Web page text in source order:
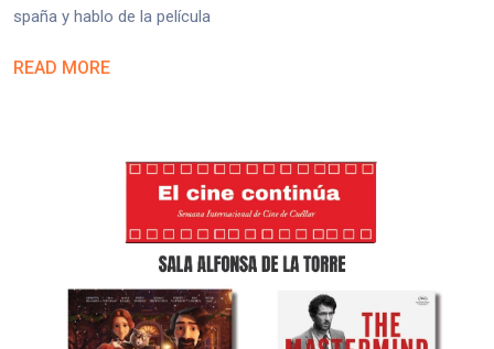
spaña y hablo de la película
READ MORE